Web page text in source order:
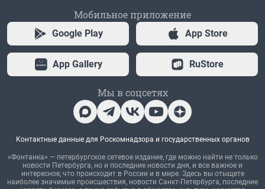
Мобильное приложение
Google Play App Store
App Gallery RuStore
Мы в соцсетях
Контактные данные для Роскомнадзора и государственных органов
«Фонтанка» — петербургское сетевое издание, где можно найти не только
новости Петербурга, но и последние новости дня, и все важное и
интересное, что происходит в России и в мире. Здесь вы отыщете
наиболее значимые происшествия, новости Санкт-Петербурга, последние